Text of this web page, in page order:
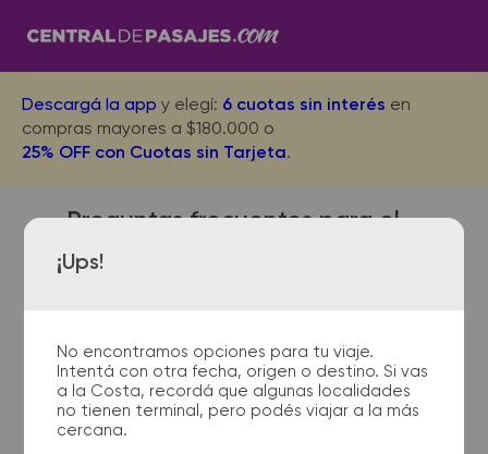
Descargá la app y elegí: 6 cuotas sin interés en
compras mayores a $180.000 o
25% OFF con Cuotas sin Tarjeta.
¡Ups!
No encontramos opciones para tu viaje.
Intentá con otra fecha, origen o destino. Si vas
a la Costa, recordá que algunas localidades
no tienen terminal, pero podés viajar a la más
cercana.
Preguntas frecuentes para el
viaje desde Hipolito Yrigoyen
a Metan
¿Dónde quedan las
terminales de micro de
Hipolito Yrigoyen a Metan?